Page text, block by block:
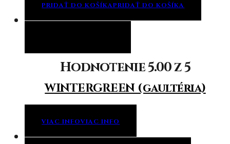
PRIDAŤ DO KOŠÍKAPRIDAŤ DO KOŠÍKA
Hodnotenie5.00z 5
WINTERGREEN (gaultéria)
VIAC INFOVIAC INFO